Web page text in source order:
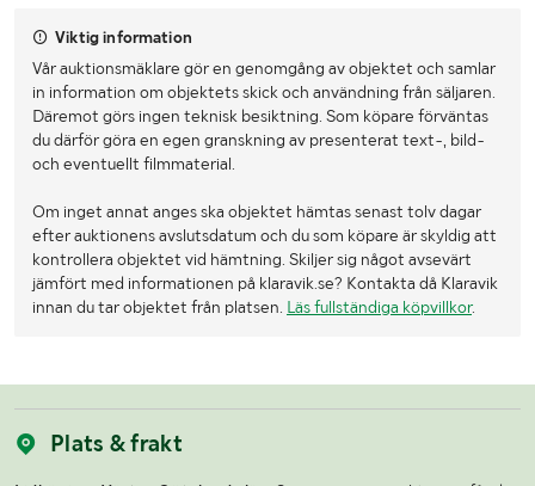
Viktig information
Vår auktionsmäklare gör en genomgång av objektet och samlar
in information om objektets skick och användning från säljaren.
Däremot görs ingen teknisk besiktning. Som köpare förväntas
du därför göra en egen granskning av presenterat text-, bild-
och eventuellt filmmaterial.
Om inget annat anges ska objektet hämtas senast tolv dagar
efter auktionens avslutsdatum och du som köpare är skyldig att
kontrollera objektet vid hämtning. Skiljer sig något avsevärt
jämfört med informationen på klaravik.se? Kontakta då Klaravik
innan du tar objektet från platsen. Läs fullständiga köpvillkor.
Plats & frakt